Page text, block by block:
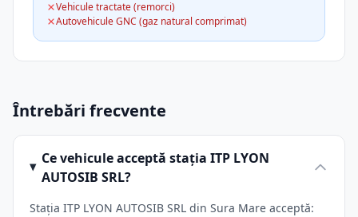
Vehicule tractate (remorci)
Autovehicule GNC (gaz natural comprimat)
Întrebări frecvente
Ce vehicule acceptă stația ITP LYON
AUTOSIB SRL?
Stația ITP LYON AUTOSIB SRL din Sura Mare acceptă: